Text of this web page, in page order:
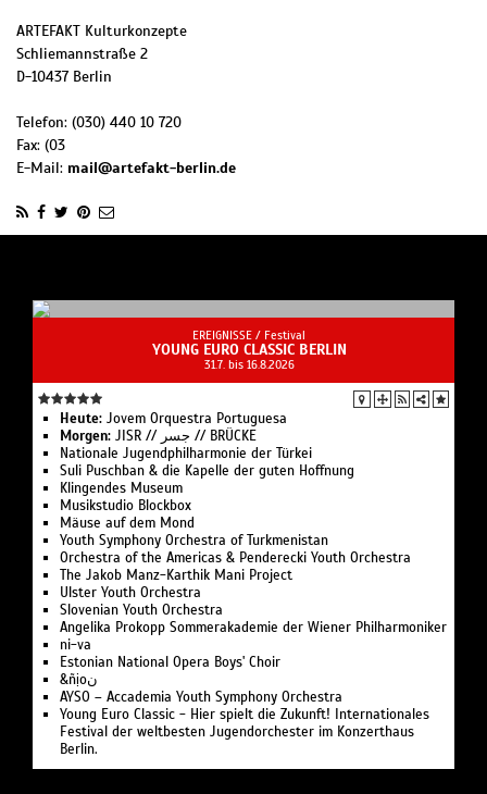
ARTEFAKT Kulturkonzepte
Schliemannstraße 2
D-10437 Berlin
Telefon: (030) 440 10 720
Fax: (03
E-Mail: mail@artefakt-berlin.de
EREIGNISSE / Festival
YOUNG EURO CLASSIC BERLIN
31.7. bis 16.8.2026
Heute: Jovem Orques­tra Portuguesa
Morgen:
JISR // جسر // BRÜCKE
Nationale Jugend­philharmonie der Türkei
Suli Pusch­ban & die Ka­pelle der gu­ten Hoff­nung
Klingendes Museum
Musikstudio Blockbox
Mäuse auf dem Mond
Youth Symphony Orchestra of Turk­menistan
Or­ches­tra of the Ameri­cas & Pen­de­recki Youth Orchestra
The Jakob Manz-Karthik Mani Project
Ulster Youth Or­chestra
Slo­ve­ni­an Youth Orchestra
Angelika Pro­kopp Som­mer­akademie der Wiener Philharmoniker
ni-va
Estonian National Opera Boys' Choir
&ñịoن
AYSO – Accademia Youth Symphony Orchestra
Young Euro Classic - Hier spielt die Zukunft! Internationales
Festival der weltbesten Jugendorchester im Konzerthaus
Berlin.